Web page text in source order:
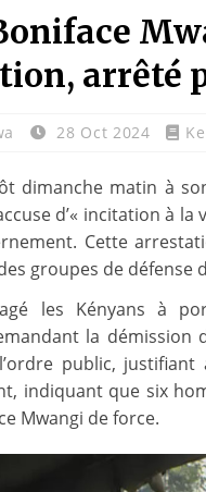
arrêté
28 Oct 2024
dimanche matin à
d’« incitation à
Cette
groupes de défense
les Kényans à
la démission
public,
indiquant que six
Mwangi de force.